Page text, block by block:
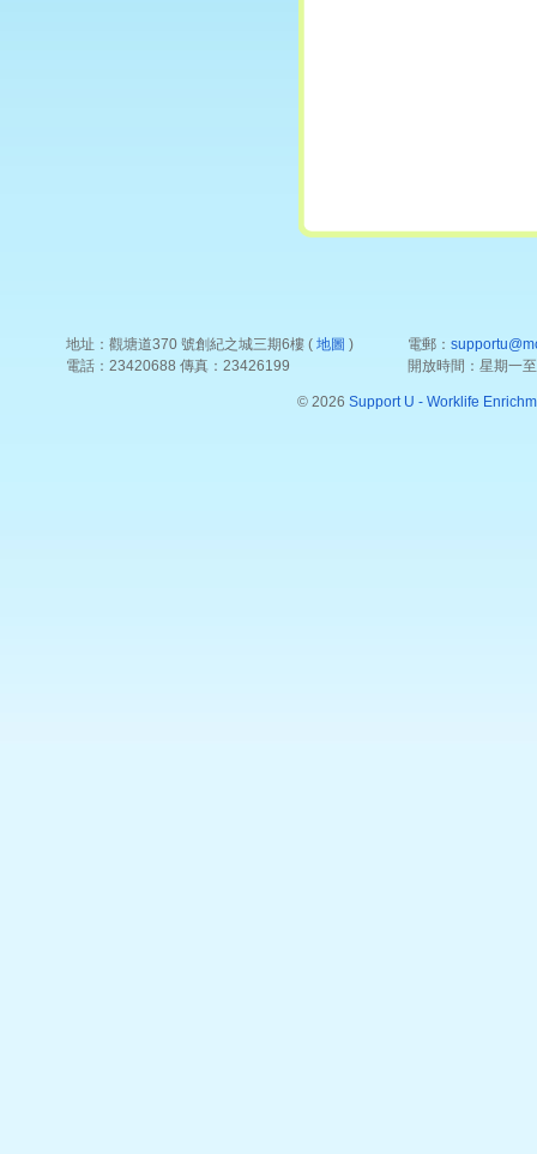
地址：觀塘道370 號創紀之城三期6樓 ( 地圖 )
電話：23420688 傳真：23426199
電郵：
開放時間：星期一
© 2026 Support U - Worklife